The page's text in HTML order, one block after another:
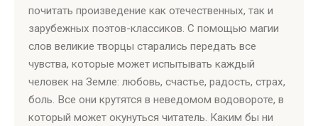
почитать произведение как отечественных, так и
зарубежных поэтов-классиков. С помощью магии
слов великие творцы старались передать все
чувства, которые может испытывать каждый
человек на Земле: любовь, счастье, радость, страх,
боль. Все они крутятся в неведомом водовороте, в
который может окунуться читатель. Каким бы ни